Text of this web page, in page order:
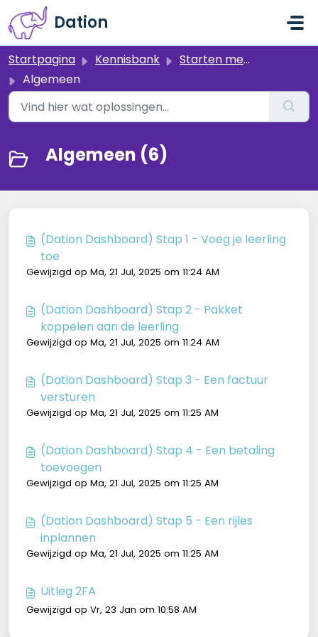
Doorgaan naar hoofdinhoud
Dation
Startpagina Kennisbank
Starten met Dation
Algemeen
Algemeen (6)
(Dation Dashboard) Stap 1 - Voeg je leerling
toe
Gewijzigd op Ma, 21 Jul, 2025 om 11:24 AM
(Dation Dashboard) Stap 2 - Pakket
koppelen aan de leerling
Gewijzigd op Ma, 21 Jul, 2025 om 11:24 AM
(Dation Dashboard) Stap 3 - Een factuur
versturen
Gewijzigd op Ma, 21 Jul, 2025 om 11:25 AM
(Dation Dashboard) Stap 4 - Een betaling
toevoegen
Gewijzigd op Ma, 21 Jul, 2025 om 11:25 AM
(Dation Dashboard) Stap 5 - Een rijles
inplannen
Gewijzigd op Ma, 21 Jul, 2025 om 11:25 AM
Uitleg 2FA
Gewijzigd op Vr, 23 Jan om 10:58 AM